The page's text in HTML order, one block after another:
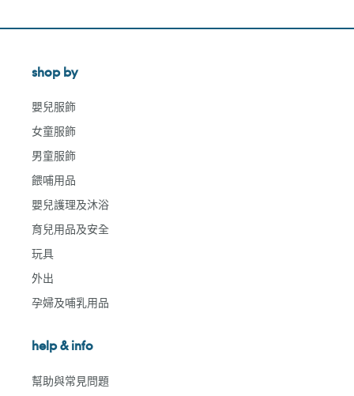
shop by
嬰兒服飾
女童服飾
男童服飾
餵哺用品
嬰兒護理及沐浴
育兒用品及安全
玩具
外出
孕婦及哺乳用品
help & info
幫助與常見問題